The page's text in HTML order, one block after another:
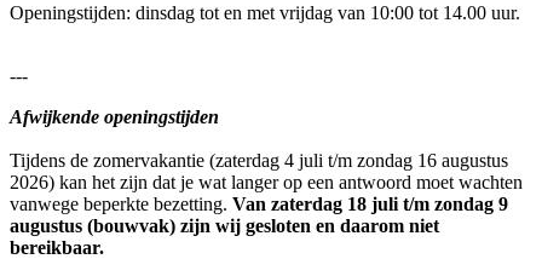
Openingstijden: dinsdag tot en met vrijdag van 10:00 tot 14.00 uur.
---
Afwijkende openingstijden
Tijdens de zomervakantie (zaterdag 4 juli t/m zondag 16 augustus
2026) kan het zijn dat je wat langer op een antwoord moet wachten
vanwege beperkte bezetting. Van zaterdag 18 juli t/m zondag 9
augustus (bouwvak) zijn wij gesloten en daarom niet
bereikbaar.